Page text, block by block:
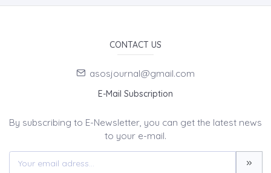
CONTACT US
asosjournal@gmail.com
E-Mail Subscription
By subscribing to E-Newsletter, you can get the latest news
to your e-mail.